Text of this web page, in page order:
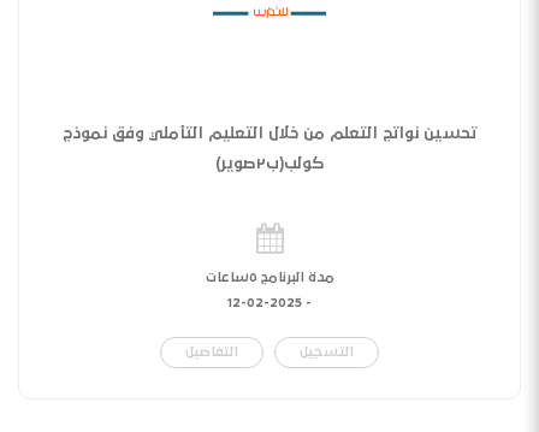
تحسين نواتج التعلم من خلال التعليم التأملي وفق نموذج
كولب(ب٢صوير)
مدة البرنامج ٥ساعات
-
12-02-2025
التسجيل التفاصيل